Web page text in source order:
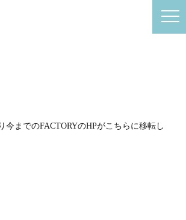
今までのFACTORYのHPがこちらに移転し